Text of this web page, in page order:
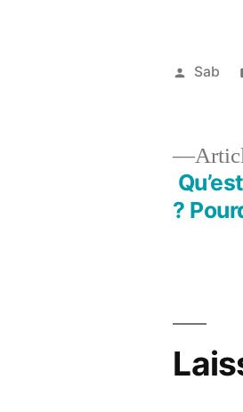
Publié
Sab
Navigation
?